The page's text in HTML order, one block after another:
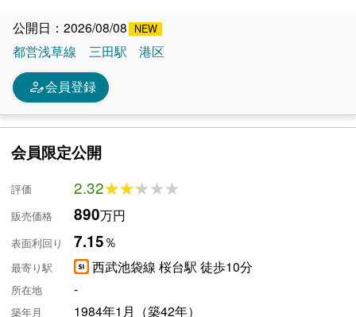
公開日：2026/08/08
都営浅草線
三田駅 港区
person_edit会員登録
会員限定公開
評価 2.32★★★★★
★★★★★
販売価格 890万円
表面利回り 7.15％
最寄り駅 西武池袋線 桜台駅 徒歩10分
所在地 -
築年月 1984年1月（築42年）